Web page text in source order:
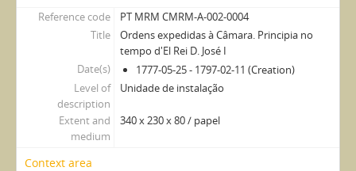
Reference code
PT MRM CMRM-A-002-0004
Title
Ordens expedidas à Câmara. Principia no
tempo d'El Rei D. José I
Date(s)
1777-05-25 - 1797-02-11 (Creation)
Level of
description
Unidade de instalação
Extent and
medium
340 x 230 x 80 / papel
Context area